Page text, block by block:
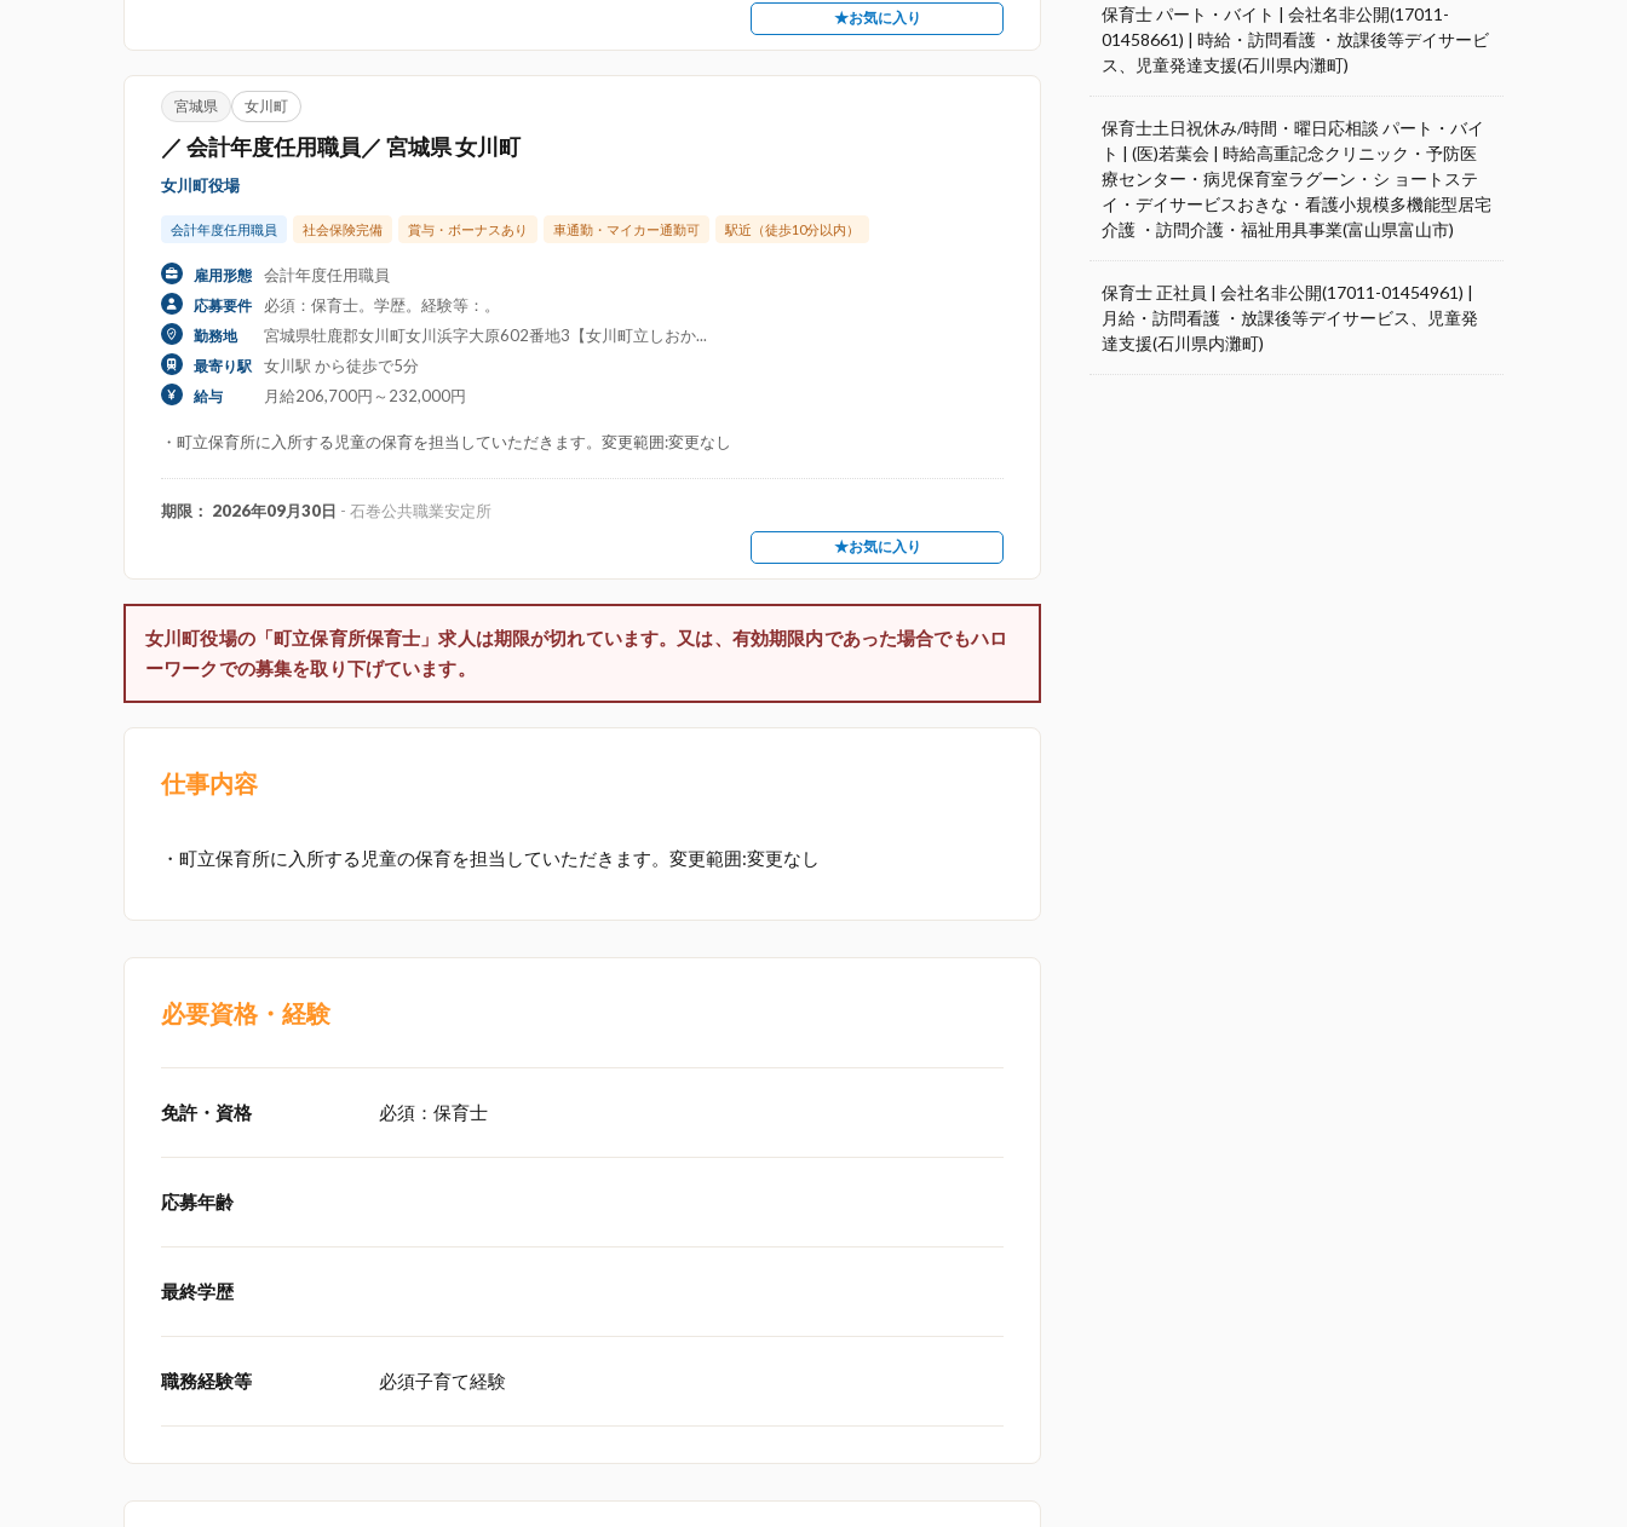
★お気に入り
宮城県 女川町
／ 会計年度任用職員／ 宮城県 女川町
女川町役場
会計年度任用職員 社会保険完備 賞与・ボーナスあり 車通勤・マイカー通勤可 駅近（徒歩10分以内）
雇用形態 会計年度任用職員
応募要件 必須：保育士。学歴。経験等：。
勤務地 宮城県牡鹿郡女川町女川浜字大原602番地3【女川町立しおか...
最寄り駅 女川駅 から徒歩で5分
給与 月給206,700円～232,000円
・町立保育所に入所する児童の保育を担当していただきます。変更範囲:変更なし
期限： 2026年09月30日 - 石巻公共職業安定所
★お気に入り
女川町役場の「町立保育所保育士」求人は期限が切れています。又は、有効期限内であった場合でもハロ
ーワークでの募集を取り下げています。
仕事内容
・町立保育所に入所する児童の保育を担当していただきます。変更範囲:変更なし
必要資格・経験
免許・資格 必須：保育士
応募年齢
最終学歴
職務経験等 必須子育て経験
保育士 パート・バイト | 会社名非公開(17011-
01458661) | 時給・訪問看護 ・放課後等デイサービ
ス、児童発達支援(石川県内灘町)
保育士土日祝休み/時間・曜日応相談 パート・バイ
ト | (医)若葉会 | 時給高重記念クリニック・予防医
療センター・病児保育室ラグーン・シ ョートステ
イ・デイサービスおきな・看護小規模多機能型居宅
介護 ・訪問介護・福祉用具事業(富山県富山市)
保育士 正社員 | 会社名非公開(17011-01454961) |
月給・訪問看護 ・放課後等デイサービス、児童発
達支援(石川県内灘町)